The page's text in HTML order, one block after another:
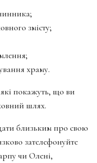
змісту;
храму.
покажуть, що ви
шлях.
близьким про свою
зателефонуйте
чи Олені,